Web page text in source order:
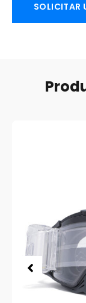
SOLICITAR